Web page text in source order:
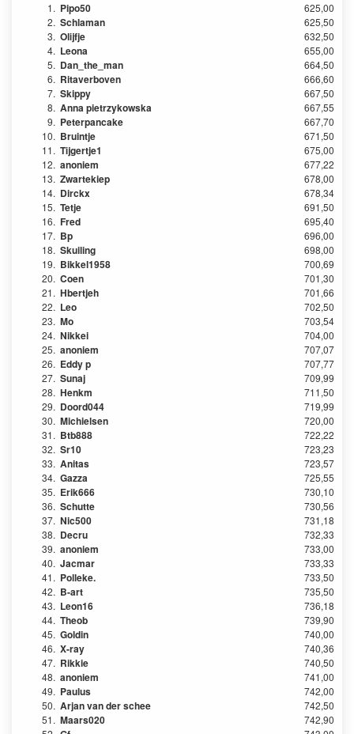
1. Pipo50
625,00
2. Schlaman
625,50
3. Olijfje
632,50
4. Leona
655,00
5. Dan_the_man
664,50
6. Ritaverboven
666,60
7. Skippy
667,50
8. Anna pietrzykowska
667,55
9. Peterpancake
667,70
10. Bruintje
671,50
11. Tijgertje1
675,00
12. anoniem
677,22
13. Zwartekiep
678,00
14. Dirckx
678,34
15. Tetje
691,50
16. Fred
695,40
17. Bp
696,00
18. Skuiling
698,00
19. Bikkel1958
700,69
20. Coen
701,30
21. Hbertjeh
701,66
22. Leo
702,50
23. Mo
703,54
24. Nikkei
704,00
25. anoniem
707,07
26. Eddy p
707,77
27. Sunaj
709,99
28. Henkm
711,50
29. Doord044
719,99
30. Michielsen
720,00
31. Btb888
722,22
32. Sr10
723,23
33. Anitas
723,57
34. Gazza
725,55
35. Erik666
730,10
36. Schutte
730,56
37. Nic500
731,18
38. Decru
732,33
39. anoniem
733,00
40. Jacmar
733,33
41. Polleke.
733,50
42. B-art
735,50
43. Leon16
736,18
44. Theob
739,90
45. Goldin
740,00
46. X-ray
740,36
47. Rikkie
740,50
48. anoniem
741,00
49. Paulus
742,00
50. Arjan van der schee
742,50
51. Maars020
742,90